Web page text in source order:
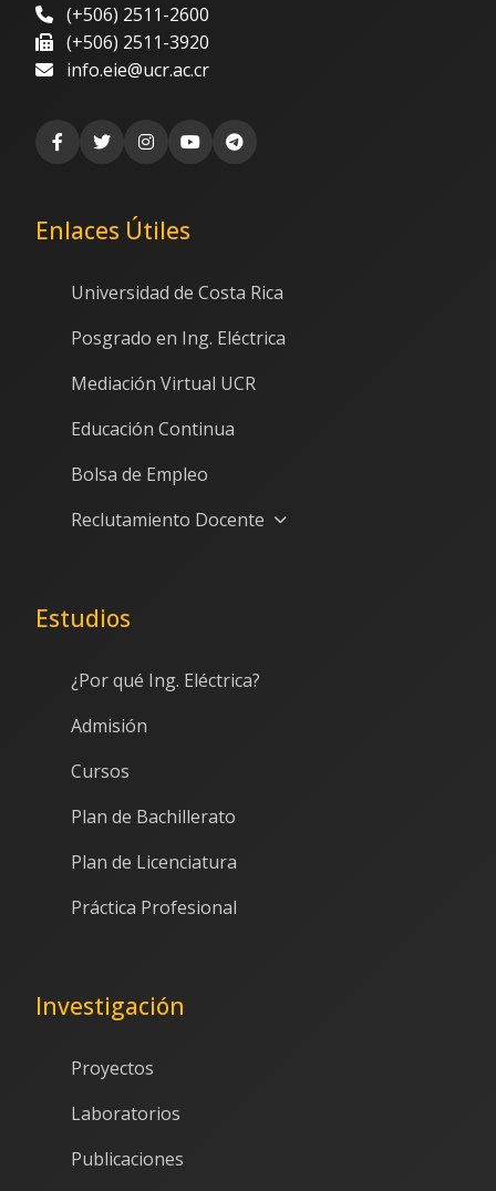
(+506) 2511-2600
(+506) 2511-3920
info.eie@ucr.ac.cr
Enlaces Útiles
Universidad de Costa Rica
Posgrado en Ing. Eléctrica
Mediación Virtual UCR
Educación Continua
Bolsa de Empleo
Reclutamiento Docente
Estudios
¿Por qué Ing. Eléctrica?
Admisión
Cursos
Plan de Bachillerato
Plan de Licenciatura
Práctica Profesional
Investigación
Proyectos
Laboratorios
Publicaciones